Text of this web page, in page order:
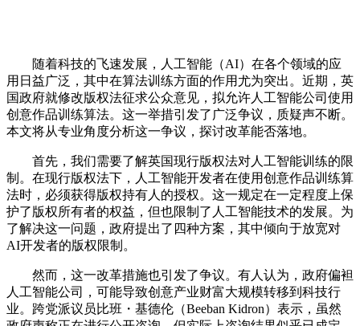
随着科技的飞速发展，人工智能（AI）在各个领域的应
用日益广泛，其中在算法训练方面的作用尤为突出。近期，英
国政府就修改版权法征求公众意见，拟允许人工智能公司使用
创意作品训练算法。这一举措引发了广泛争议，质疑声不断。
本文将从专业角度分析这一争议，探讨改革能否落地。
首先，我们需要了解英国现行版权法对人工智能训练的限
制。在现行版权法下，人工智能开发者在使用创意作品训练算
法时，必须获得版权持有人的授权。这一规定在一定程度上保
护了版权所有者的权益，但也限制了人工智能技术的发展。为
了解决这一问题，政府提出了四种方案，其中倾向于放宽对
AI开发者的版权限制。
然而，这一改革措施也引发了争议。有人认为，政府偏袒
人工智能公司，可能导致创意产业财富大规模转移到科技行
业。跨党派议员比班・基德伦（Beeban Kidron）表示，虽然